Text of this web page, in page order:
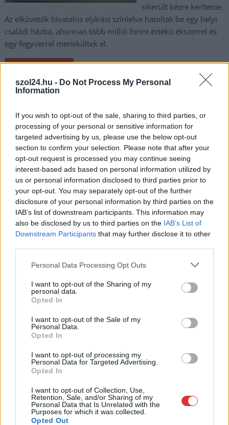
szol24.hu - Do Not Process My Personal
Information
If you wish to opt-out of the sale, sharing to third parties, or
processing of your personal or sensitive information for
targeted advertising by us, please use the below opt-out
section to confirm your selection. Please note that after your
opt-out request is processed you may continue seeing
interest-based ads based on personal information utilized by
us or personal information disclosed to third parties prior to
your opt-out. You may separately opt-out of the further
disclosure of your personal information by third parties on the
IAB’s list of downstream participants. This information may
also be disclosed by us to third parties on the IAB’s List of
Downstream Participants that may further disclose it to other
Please note that this website/app uses one or more Google
not limited to your visit or usage behaviour. You may click to
grant or deny consent to Google and its third-party tags to
use your data for below specified purposes in below Google
consent section.
Personal Data Processing Opt Outs
I want to opt-out of the Sharing of my
personal data.
Opted In
I want to opt-out of the Sale of my
Personal Data.
Opted In
I want to opt-out of processing my
Personal Data for Targeted Advertising.
Opted In
I want to opt-out of Collection, Use,
Retention, Sale, and/or Sharing of my
Personal Data that Is Unrelated with the
Purposes for which it was collected.
Opted Out
sikerült kézre kerítenie.
Az elkövetők hivatalos eljárást színlelve hatoltak be egy helyi
családi házba, ahonnan több millió forint értékű ékszerrel és
egy fegyverrel menekültek el.
Szolnok átverés
Szolnok jövője, pénzügyek és egészség: nyitott
ülésen vitatták meg a város előtt álló
kérdéseket
2026.06.02. Horváth Zsolt
Szolnok Városi
Idősügyi Tanács nyílt
ülésén több, a város
működését és a
mindennapi életet
érintő téma is szóba
került.
TOVÁBB OLVASOM
pénzügyi tudatosság,Szolnok, városfejlesztés
Megemlékeztek a magyar hősökről a Tisza-
parton
Hétfőn a Tiszai hajósok
terén tartották meg